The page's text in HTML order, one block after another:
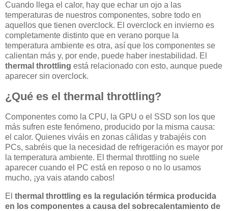
Cuando llega el calor, hay que echar un ojo a las
temperaturas de nuestros componentes, sobre todo en
aquellos que tienen overclock. El overclock en invierno es
completamente distinto que en verano porque la
temperatura ambiente es otra, así que los componentes se
calientan más y, por ende, puede haber inestabilidad. El
thermal throttling está relacionado con esto, aunque puede
aparecer sin overclock.
¿Qué es el thermal throttling?
Componentes como la CPU, la GPU o el SSD son los que
más sufren este fenómeno, producido por la misma causa:
el calor. Quienes viváis en zonas cálidas y trabajéis con
PCs, sabréis que la necesidad de refrigeración es mayor por
la temperatura ambiente. El thermal throttling no suele
aparecer cuando el PC está en reposo o no lo usamos
mucho, ¡ya vais atando cabos!
El thermal throttling es la regulación térmica producida
en los componentes a causa del sobrecalentamiento de